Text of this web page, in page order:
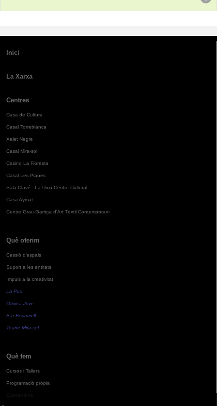
Inici
La Xarxa
Centres
Casa de Cultura
Casal Torreblanca
Xalet Negre
Casal Mira-sol
Casino La Floresta
Casal Les Planes
Sala Clavé - La Unió Centre Cultural
Casa Aymat
Centre Grau-Garriga d'Art Tèxtil Contemporani
Què oferim
Cessió d'espais
Suport a les entitats
Impuls a la creativitat
La Pua
Oficina Jove
Bar Bocamoll
Teatre Mira-sol
Què fem
Cursos i Tallers
Programació pròpia